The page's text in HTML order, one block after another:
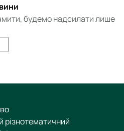
будемо надсилати лише
різнотематичний